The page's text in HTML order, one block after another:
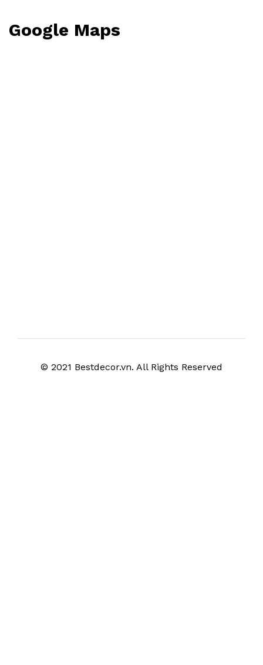
Google Maps
© 2021 Bestdecor.vn. All Rights Reserved